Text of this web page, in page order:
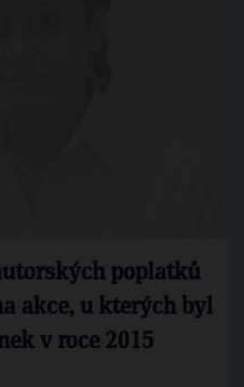
poplatků
akce, u kterých byl
v roce 2015